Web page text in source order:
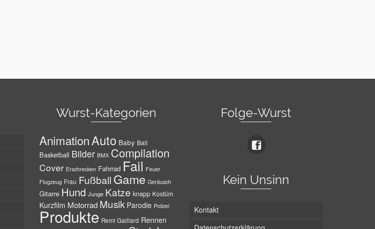
Wurst-Kategorien
AnimationAuto Baby Ball
Basketball Bilder BMX Compilation
Cover Erschrecken Fahrrad Fail Feuer
Flugzeug Frau Fußball Game Geräusch
Gitarre Hund Junge Katze knapp Kostüm
Kurzfilm Motorrad Musik Parodie Polizei
Produkte Remi Gaillard Rennen
Folge-Wurst
Kein Unsinn
Kontakt